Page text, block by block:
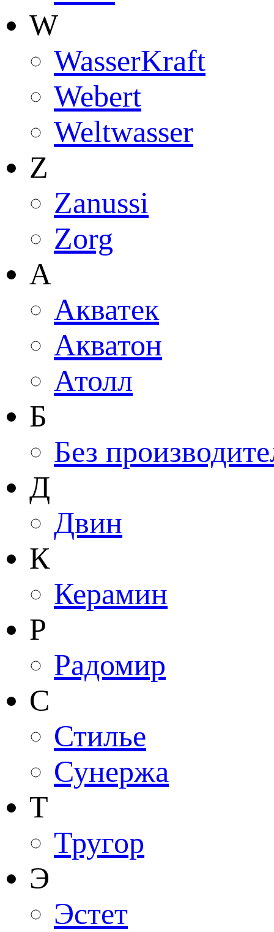
W
WasserKraft
Webert
Weltwasser
Z
Zanussi
Zorg
А
Акватек
Акватон
Атолл
Б
Без
Д
Двин
К
Керамин
Р
Радомир
С
Стилье
Сунержа
Т
Тругор
Э
Эстет